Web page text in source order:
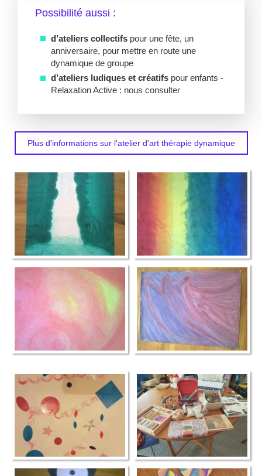
Possibilité aussi :
d’ateliers collectifs pour une fête, un
anniversaire, pour mettre en route une
dynamique de groupe
d’ateliers ludiques et créatifs pour enfants -
Relaxation Active : nous consulter
Plus d'informations sur l'atelier d'art thérapie dynamique